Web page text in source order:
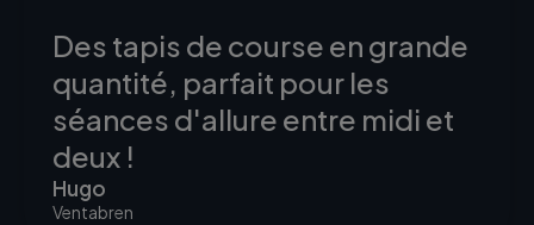
Des tapis de course en grande
quantité, parfait pour les
séances d'allure entre midi et
deux !
Hugo
Ventabren